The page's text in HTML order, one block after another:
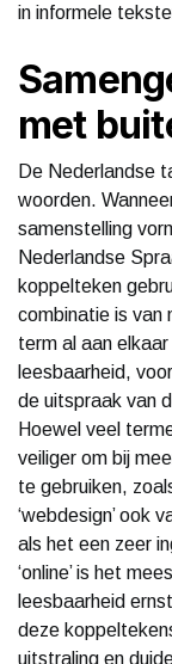
in informele
met
De Nederlandse
woorden.
samenstelling
Nederlandse
koppelteken
combinatie is van
term al aan
leesbaarheid,
de uitspraak van
Hoewel veel
veiliger om bij
te gebruiken,
‘webdesign’ ook
als het een zeer
‘online’ is het
leesbaarheid
deze
uitstraling en